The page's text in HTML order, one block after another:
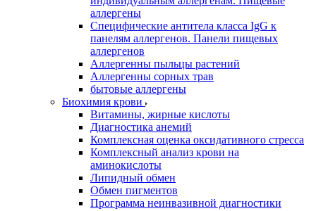
аллергены
Специфические антитела класса IgG к
панелям аллергенов. Панели пищевых
аллергенов
Аллергенны пыльцы растений
Аллергенны сорных трав
бытовые аллергены
Биохимия крови
Витамины, жирные кислоты
Диагностика анемий
Комплексная оценка оксидативного стресса
Комплексный анализ крови на
аминокислоты
Липидный обмен
Обмен пигментов
Программа неинвазивной диагностики